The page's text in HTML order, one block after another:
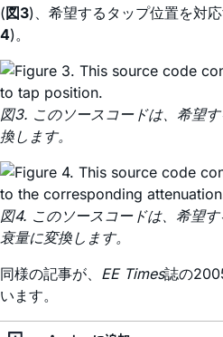
(図3)、希望するタップ位置を対
4)。
図3. このソースコードは、希望
換します。
図4. このソースコードは、希望
衰量に変換します。
同様の記事が、 EE Times誌の
います。